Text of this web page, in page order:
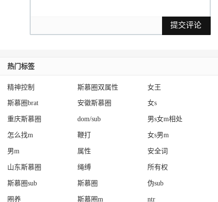
提交评论
热门标签
精神控制 斯慕圈双属性 女王
斯慕圈brat 安徽斯慕圈 女s
重庆斯慕圈 dom/sub 男s女m相处
怎么找m 鞭打 女s男m
男m 属性 安全词
山东斯慕圈 绳缚 所有权
斯慕圈sub 斯慕圈 伪sub
圈养 斯慕圈m ntr